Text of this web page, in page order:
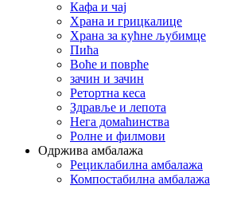
Кафа и чај
Храна и грицкалице
Храна за кућне љубимце
Пића
Воће и поврће
зачин и зачин
Ретортна кеса
Здравље и лепота
Нега домаћинства
Ролне и филмови
Одржива амбалажа
Рециклабилна амбалажа
Компостабилна амбалажа